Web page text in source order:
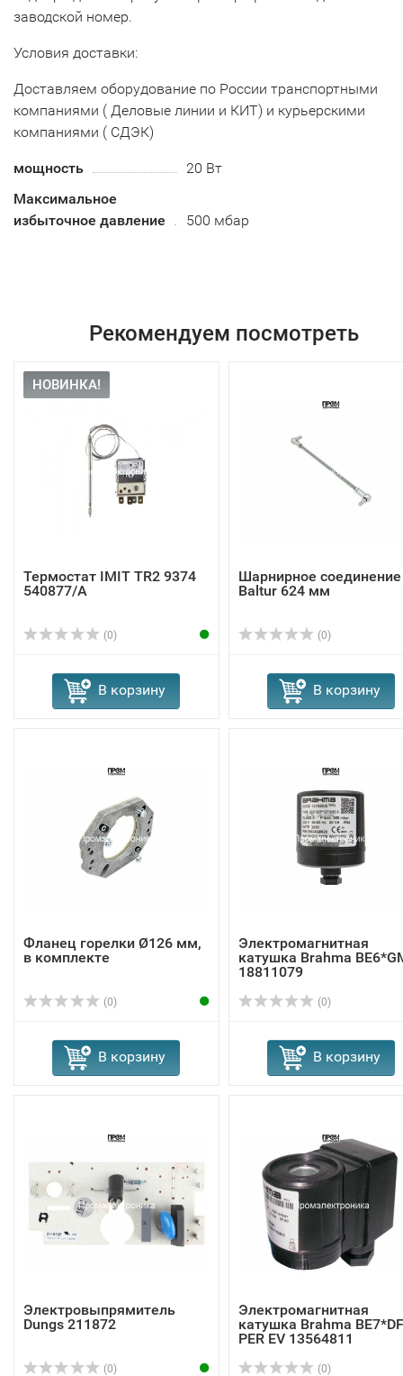
заводской номер.
Условия доставки:
Доставляем оборудование по России транспортными
компаниями ( Деловые линии и КИТ) и курьерскими
компаниями ( СДЭК)
мощность
20 Вт
Максимальное
избыточное давление
500 мбар
Рекомендуем посмотреть
НОВИНКА!
Термостат IMIT TR2 9374
540877/A
(0)
В корзину
Шарнирное соединение
Baltur 624 мм
(0)
В корзину
Фланец горелки Ø126 мм,
в комплекте
(0)
В корзину
Электромагнитная
катушка Brahma
18811079
(0)
В корзину
Электровыпрямитель
Dungs 211872
(0)
Электромагнитная
катушка Brahma
PER EV 13564811
(0)